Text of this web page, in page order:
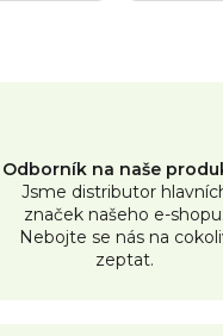
Odborník na naše
Jsme distributor
značek našeho e-shopu.
Nebojte se nás na
zeptat.